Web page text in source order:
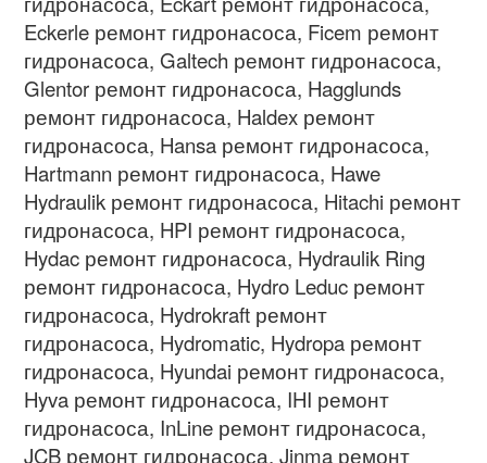
Eckerle ремонт гидронасоса, Ficem ремонт
гидронасоса, Galtech ремонт гидронасоса,
Glentor ремонт гидронасоса, Hagglunds
ремонт гидронасоса, Haldex ремонт
гидронасоса, Hansa ремонт гидронасоса,
Hartmann ремонт гидронасоса, Hawe
Hydraulik ремонт гидронасоса, Hitachi ремонт
гидронасоса, HPI ремонт гидронасоса,
Hydac ремонт гидронасоса, Hydraulik Ring
ремонт гидронасоса, Hydro Leduc ремонт
гидронасоса, Hydrokraft ремонт
гидронасоса, Hydromatic, Hydropa ремонт
гидронасоса, Hyundai ремонт гидронасоса,
Hyva ремонт гидронасоса, IHI ремонт
гидронасоса, InLine ремонт гидронасоса,
JCB ремонт гидронасоса, Jinma ремонт